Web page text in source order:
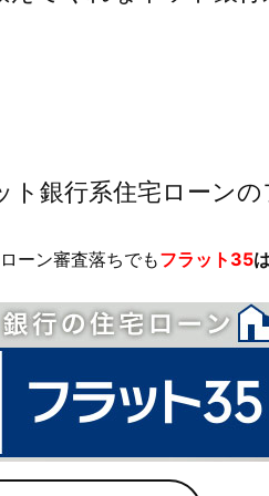
ト銀行系住宅ローン
ーン審査落ちでもフラット35